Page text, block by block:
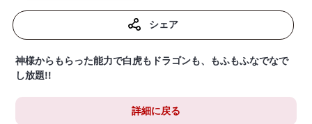
シェア
神様からもらった能力で白虎もドラゴンも、もふもふなでなで
し放題!!
詳細に戻る